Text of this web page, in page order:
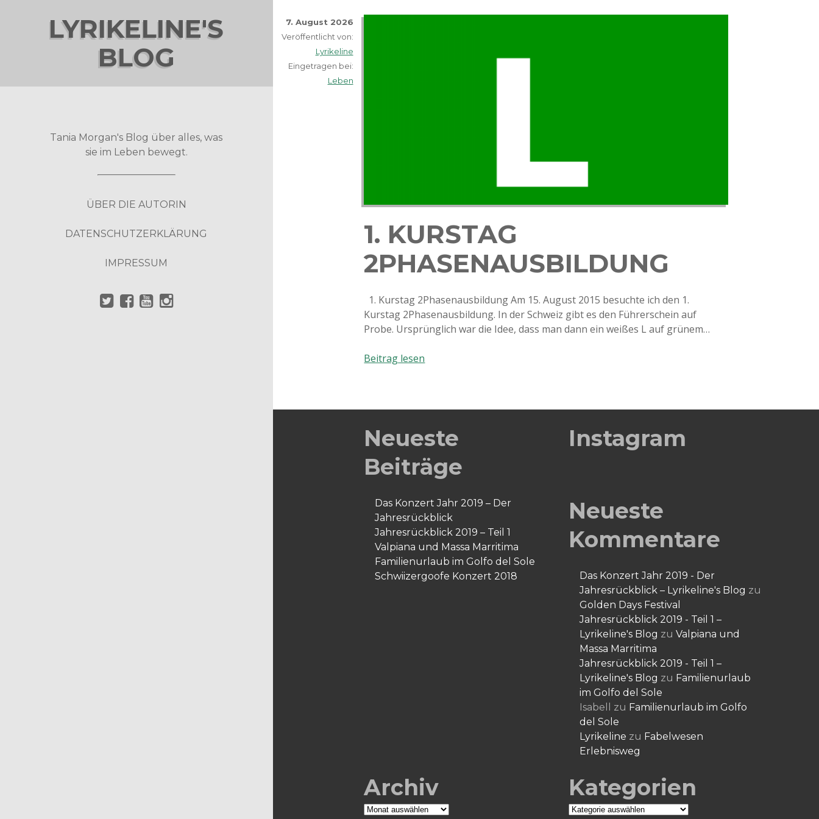
LYRIKELINE'S
BLOG
Tania Morgan's Blog über alles, was
sie im Leben bewegt.
ÜBER DIE AUTORIN
DATENSCHUTZERKLÄRUNG
IMPRESSUM
7. August 2026
Veröffentlicht von:
Lyrikeline
Eingetragen bei:
Leben
1. KURSTAG
2PHASENAUSBILDUNG
1. Kurstag 2Phasenausbildung Am 15. August 2015 besuchte ich den 1.
Kurstag 2Phasenausbildung. In der Schweiz gibt es den Führerschein auf
Probe. Ursprünglich war die Idee, dass man dann ein weißes L auf grünem…
Beitrag lesen
Neueste
Beiträge
Das Konzert Jahr 2019 – Der
Jahresrückblick
Jahresrückblick 2019 – Teil 1
Valpiana und Massa Marritima
Familienurlaub im Golfo del Sole
Schwiizergoofe Konzert 2018
Instagram
Neueste
Kommentare
Das Konzert Jahr 2019 - Der
Jahresrückblick – Lyrikeline's Blog zu
Golden Days Festival
Jahresrückblick 2019 - Teil 1 –
Lyrikeline's Blog zuValpiana und
Massa Marritima
Jahresrückblick 2019 - Teil 1 –
Lyrikeline's Blog zu Familienurlaub
im Golfo del Sole
Isabell
zu Familienurlaub im Golfo
del Sole
Lyrikeline zu Fabelwesen
Erlebnisweg
Archiv
Archiv
Kategorien
Kategorien